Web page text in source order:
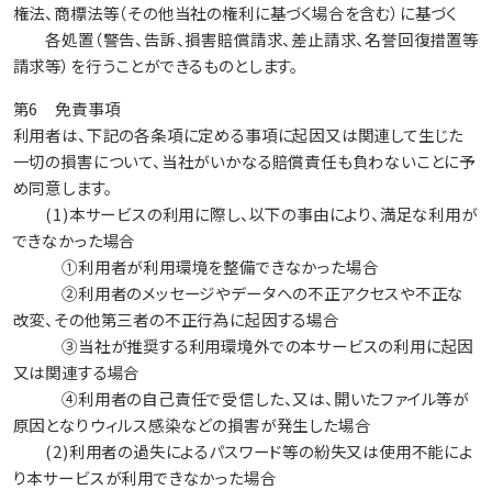
権法、商標法等（その他当社の権利に基づく場合を含む）に基づく
各処置（警告、告訴、損害賠償請求、差止請求、名誉回復措置等
請求等）を行うことができるものとします。
第6 免責事項
利用者は、下記の各条項に定める事項に起因又は関連して生じた
一切の損害について、当社がいかなる賠償責任も負わないことに予
め同意します。
(1)本サービスの利用に際し、以下の事由により、満足な利用が
できなかった場合
①利用者が利用環境を整備できなかった場合
②利用者のメッセージやデータへの不正アクセスや不正な
改変、その他第三者の不正行為に起因する場合
③当社が推奨する利用環境外での本サービスの利用に起因
又は関連する場合
④利用者の自己責任で受信した、又は、開いたファイル等が
原因となりウィルス感染などの損害が発生した場合
(2)利用者の過失によるパスワード等の紛失又は使用不能によ
り本サービスが利用できなかった場合